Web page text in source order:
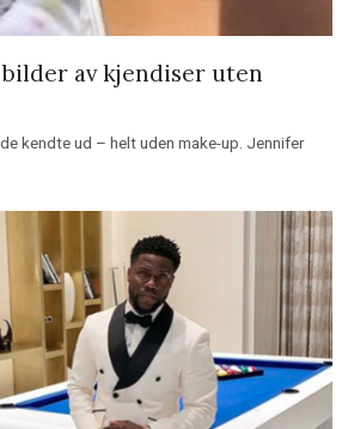
av kjendiser uten
kendte ud – helt uden make-up. Jennifer